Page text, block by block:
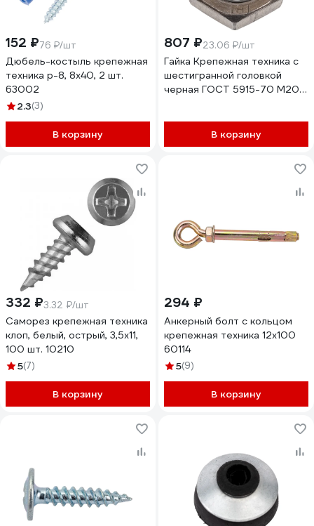
152 ₽76 ₽/шт
Дюбель-костыль крепежная
техника p-8, 8x40, 2 шт.
63002
2.3(3)
В корзину
807 ₽23.06 ₽/шт
Гайка Крепежная техника с
шестигранной головкой
черная ГОСТ 5915-70 М20
В корзину
332 ₽3.32 ₽/шт
Саморез крепежная техника
клоп, белый, острый, 3,5x11,
100 шт. 10210
5(7)
В корзину
294 ₽
Анкерный болт с кольцом
крепежная техника 12x100
60114
5(9)
В корзину